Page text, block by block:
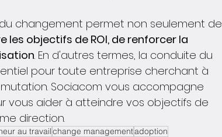
changement permet non seulement de
les objectifs de ROI, de renforcer la
. En d'autres termes, la conduite du
pour toute entreprise cherchant à
Sociacom vous accompagne
vous aider à atteindre vos objectifs de
direction.
au travailchange managementadoption